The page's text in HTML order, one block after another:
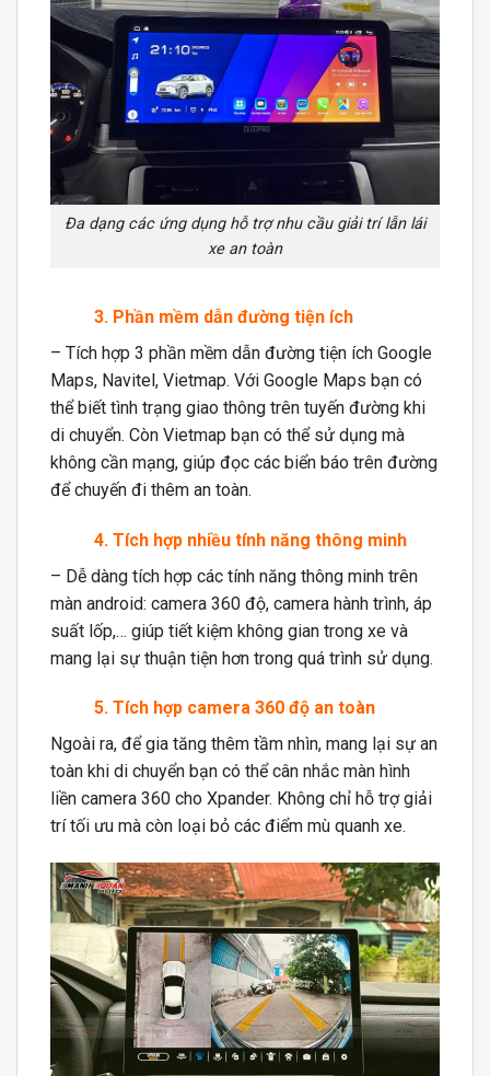
Đa dạng các ứng dụng hỗ trợ nhu cầu giải trí lẫn lái
xe an toàn
3. Phần mềm dẫn đường tiện ích
– Tích hợp 3 phần mềm dẫn đường tiện ích Google
Maps, Navitel, Vietmap. Với Google Maps bạn có
thể biết tình trạng giao thông trên tuyến đường khi
di chuyển. Còn Vietmap bạn có thể sử dụng mà
không cần mạng, giúp đọc các biển báo trên đường
để chuyến đi thêm an toàn.
4. Tích hợp nhiều tính năng thông minh
– Dễ dàng tích hợp các tính năng thông minh trên
màn android: camera 360 độ, camera hành trình, áp
suất lốp,… giúp tiết kiệm không gian trong xe và
mang lại sự thuận tiện hơn trong quá trình sử dụng.
5. Tích hợp camera 360 độ an toàn
Ngoài ra, để gia tăng thêm tầm nhìn, mang lại sự an
toàn khi di chuyển bạn có thể cân nhắc màn hình
liền camera 360 cho Xpander. Không chỉ hỗ trợ giải
trí tối ưu mà còn loại bỏ các điểm mù quanh xe.